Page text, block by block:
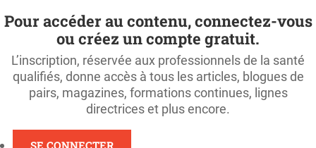
Pour accéder au contenu, connectez-vous
ou créez un compte gratuit.
L’inscription, réservée aux professionnels de la santé
qualifiés, donne accès à tous les articles, blogues de
pairs, magazines, formations continues, lignes
directrices et plus encore.
SE CONNECTER